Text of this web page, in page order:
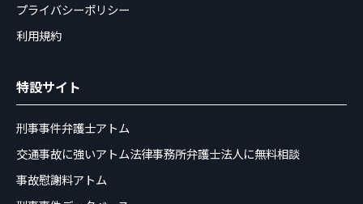
プライバシーポリシー
利用規約
特設サイト
刑事事件弁護士アトム
交通事故に強いアトム法律事務所弁護士法人に無料相談
事故慰謝料アトム